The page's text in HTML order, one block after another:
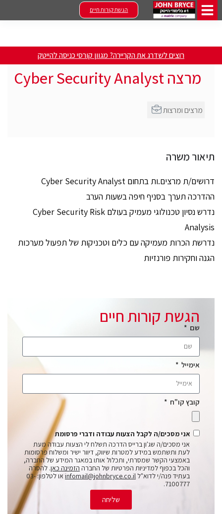
הגשת קורות חיים
רוצים לשדרג את הקריירה? מגוון קורסי כניסה להייטק
מרצה Cyber Security Analyst
תיאור משרה
דרושים/ת מרצים.ות בתחום Cyber Security Analyst
ההדרכה תערך בסניף חיפה בשעות הערב
נדרש נסיון טכנולוגי מעמיק בעולם Cyber Security Risk
Analysis
נדרשת הכרות מעמיקה עם כלים וטכניקות של תפעול מערכות
הגנה וחקירות פורנזיות
הגשת קורות חיים
שם
אימייל
קובץ קו"ח
אני מסכים/ה לקבל הצעות עבודה ודברי פרסומת
אני מסכים/ה שג'ון ברייס הדרכה תשלח לי הצעות עבודה מעת
לעת ותשתמש במידע למטרות שיווק, דיוור ישיר ומשלוח פרסומות
באמצעי הקשר שמסרתי, ותכלול אותו במאגר המידע של החברה,
והכל בכפוף למדיניות הפרטיות של החברה הזמינה כאן. להסרה
בעתיד פנה/י לדוא"ל infomail@johnbryce.co.il
או לטלפון: 03-
7100777.
שליחה